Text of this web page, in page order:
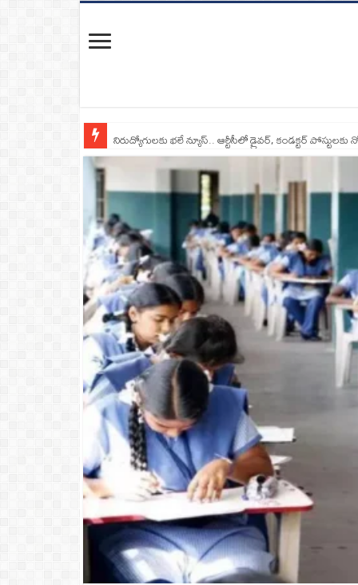
నిరుద్యోగులకు భలే న్యూస్.. ఆర్టీసీలో డ్రైవర్, కండక్టర్‌